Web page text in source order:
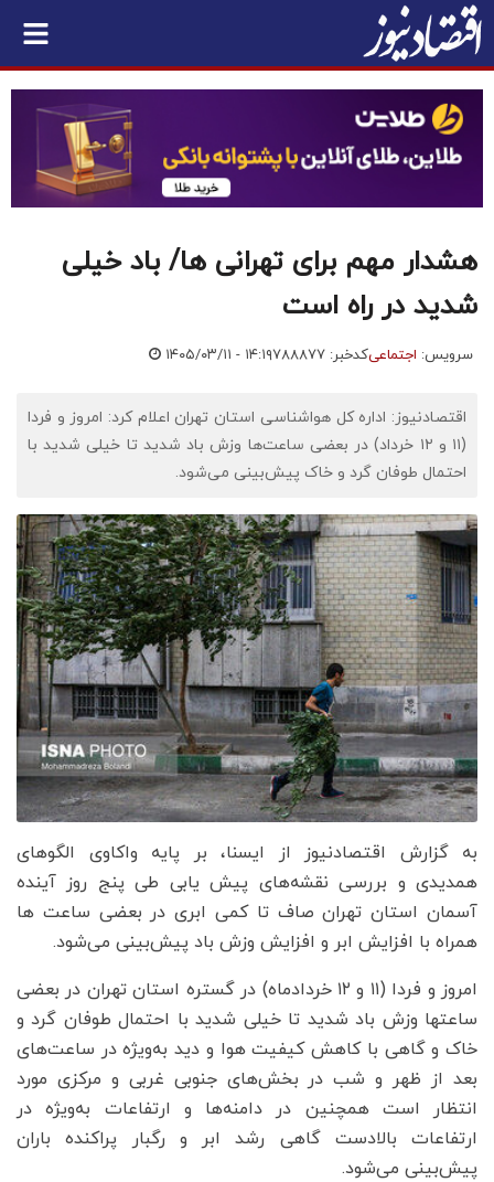
هشدار مهم برای تهرانی ها/ باد خیلی
شدید در راه است
سرویس: اجتماعیکدخبر: ۷۸۸۸۷۷ ۱۴۰۵/۰۳/۱۱ - ۱۴:۱۹
اقتصادنیوز: اداره کل هواشناسی استان تهران اعلام کرد: امروز و فردا
(۱۱ و ۱۲ خرداد) در بعضی ساعت‌ها وزش باد شدید تا خیلی شدید با
احتمال طوفان گرد و خاک پیش‌بینی می‌شود.
به گزارش اقتصادنیوز از ایسنا، بر پایه واکاوی الگوهای
همدیدی و بررسی نقشه‌های پیش یابی طی پنج روز آینده
آسمان استان تهران صاف تا کمی ابری در بعضی ساعت ها
همراه با افزایش ابر و افزایش وزش باد پیش‌بینی می‌شود.
امروز و فردا (۱۱ و ۱۲ خردادماه) در گستره استان تهران در بعضی
ساعتها وزش باد شدید تا خیلی شدید با احتمال طوفان گرد و
خاک و گاهی با کاهش کیفیت هوا و دید به‌ویژه در ساعت‌های
بعد از ظهر و شب در بخش‌های جنوبی غربی و مرکزی مورد
انتظار است همچنین در دامنه‌ها و ارتفاعات به‌ویژه در
ارتفاعات بالادست گاهی رشد ابر و رگبار پراکنده باران
پیش‌بینی می‌شود.